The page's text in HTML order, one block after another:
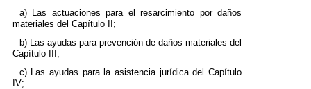
a) Las actuaciones para el resarcimiento por daños
materiales del Capítulo II;
b) Las ayudas para prevención de daños materiales del
Capítulo III;
c) Las ayudas para la asistencia jurídica del Capítulo
IV;